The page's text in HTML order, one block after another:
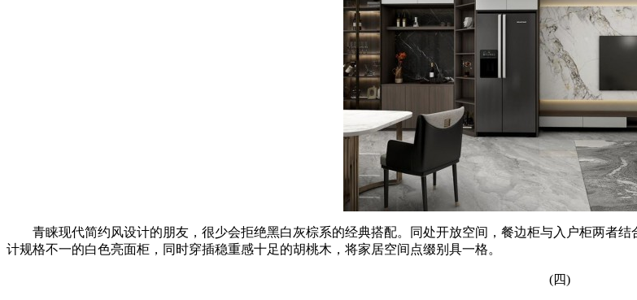
青睐现代简约风设计的朋友，很少会拒绝黑白灰棕系的经典搭配。同处开放空间，餐边柜与入户柜两者结
计规格不一的白色亮面柜，同时穿插稳重感十足的胡桃木，将家居空间点缀别具一格。
(四)